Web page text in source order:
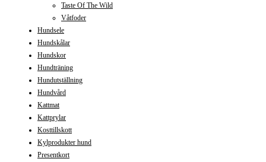
Taste Of The Wild
Våtfoder
Hundsele
Hundskålar
Hundskor
Hundträning
Hundutställning
Hundvård
Kattmat
Kattprylar
Kosttillskott
Kylprodukter hund
Presentkort